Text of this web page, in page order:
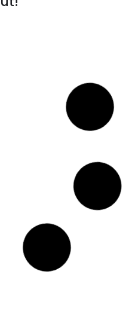
Do końca maja
pełnych
EV w
boom na chińskie